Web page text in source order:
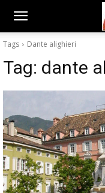
Tags Dante alighieri
Tag: dante